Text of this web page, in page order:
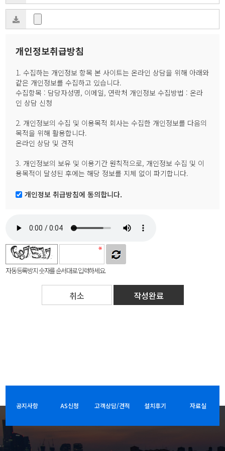
개인정보취급방침
1. 수집하는 개인정보 항목 본 사이트는 온라인 상담을 위해 아래와
같은 개인정보를 수집하고 있습니다.
수집항목 : 담당자성명, 이메일, 연락처 개인정보 수집방법 : 온라
인 상담 신청
2. 개인정보의 수집 및 이용목적 회사는 수집한 개인정보를 다음의
목적을 위해 활용합니다.
온라인 상담 및 견적
3. 개인정보의 보유 및 이용기간 원칙적으로, 개인정보 수집 및 이
용목적이 달성된 후에는 해당 정보를 지체 없이 파기합니다.
개인정보 취급방침에 동의합니다.
자동등록방지 숫자를 순서대로 입력하세요.
취소
공지사항 AS신청 고객상담/견적 설치후기 자료실